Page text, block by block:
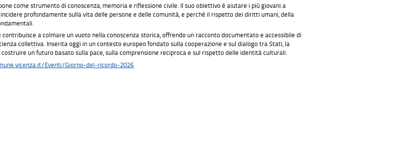
come strumento di conoscenza, memoria e riflessione civile. Il suo obiettivo è aiutare i più giovani a
profondamente sulla vita delle persone e delle comunità, e perché il rispetto dei diritti umani, della
a colmare un vuoto nella conoscenza storica, offrendo un racconto documentato e accessibile di
collettiva. Inserita oggi in un contesto europeo fondato sulla cooperazione e sul dialogo tra Stati, la
un futuro basato sulla pace, sulla comprensione reciproca e sul rispetto delle identità culturali.
Eventi/Giorno-del-ricordo-2026